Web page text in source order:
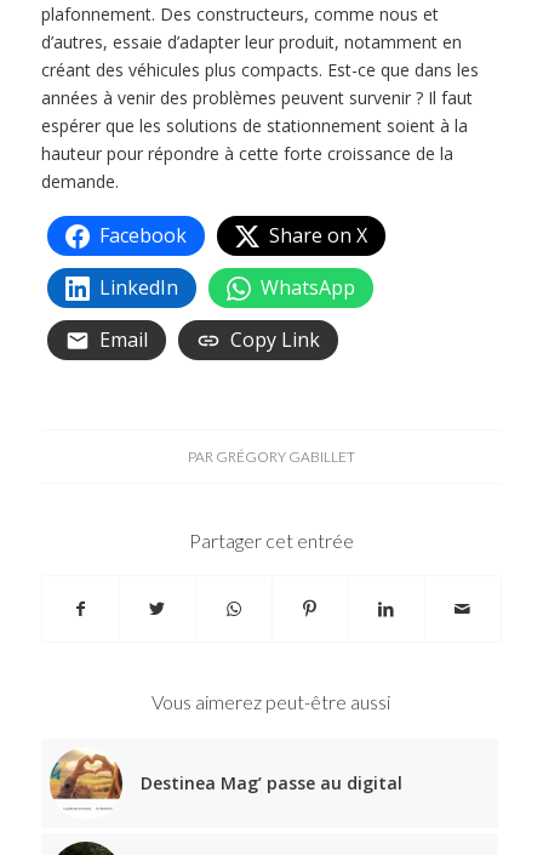
plafonnement. Des constructeurs, comme nous et
d’autres, essaie d’adapter leur produit, notamment en
créant des véhicules plus compacts. Est-ce que dans les
années à venir des problèmes peuvent survenir ? Il faut
espérer que les solutions de stationnement soient à la
hauteur pour répondre à cette forte croissance de la
demande.
Facebook
Share on X
LinkedIn
WhatsApp
Email
Copy Link
PAR GRÉGORY GABILLET
Partager cet entrée
Vous aimerez peut-être aussi
Destinea Mag’ passe au digital